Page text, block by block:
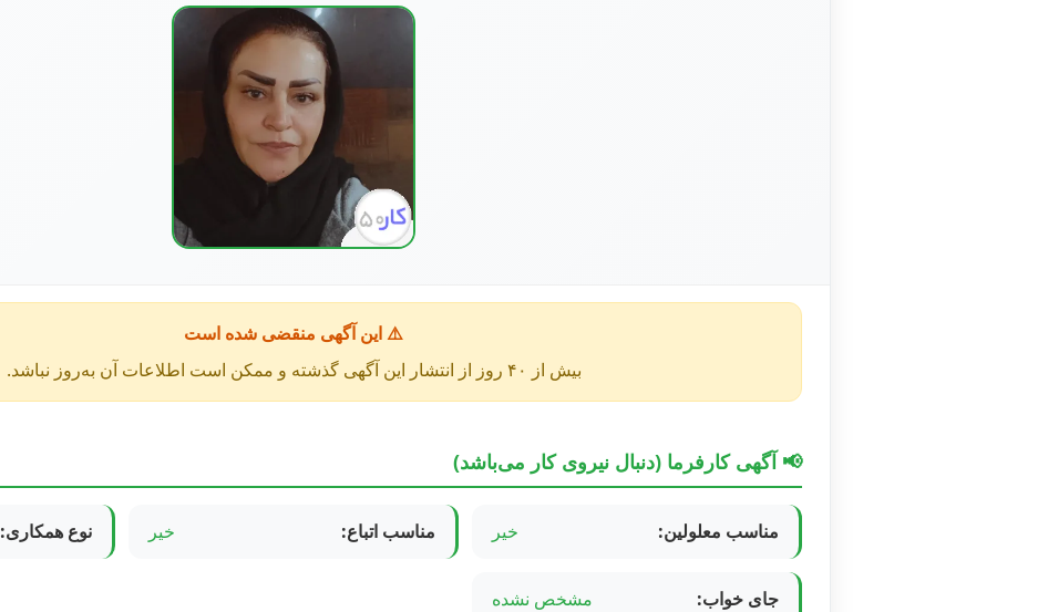
⚠️ این آگهی منقضی شده است
بیش از ۴۰ روز از انتشار این آگهی گذشته و ممکن است اطلاعات آن به‌روز نباشد.
📢 آگهی کارفرما (دنبال نیروی کار می‌باشد)
مناسب معلولین: خیر مناسب اتباع: خیر نوع همکاری:
جای خواب: مشخص نشده